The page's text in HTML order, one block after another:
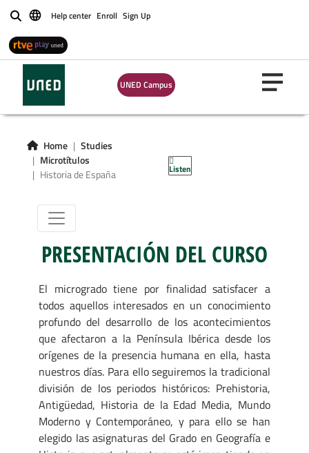
BuscarHelp center Enroll Sign Up
UNED Campus
Home
Studies
Microtítulos
Historia de España
Listen
Microgrado en
Historia de
España
PRESENTACIÓN DEL CURSO
El microgrado tiene por finalidad satisfacer a
todos aquellos interesados en un conocimiento
profundo del desarrollo de los acontecimientos
que afectaron a la Península Ibérica desde los
orígenes de la presencia humana en ella, hasta
nuestros días. Para ello seguiremos la tradicional
división de los periodos históricos: Prehistoria,
Antigüedad, Historia de la Edad Media, Mundo
Moderno y Contemporáneo, y para ello se han
elegido las asignaturas del Grado en Geografía e